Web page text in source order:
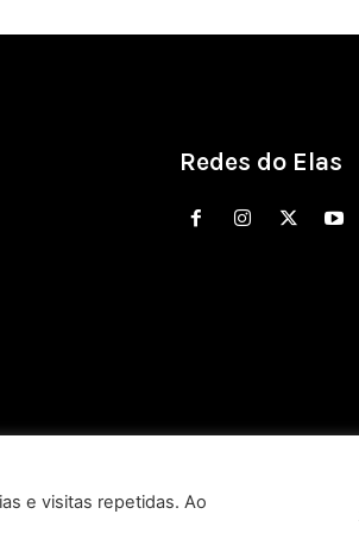
Redes do Elas
e visitas repetidas. Ao